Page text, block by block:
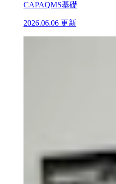
CAPAQMS基礎
2026.06.06 更新